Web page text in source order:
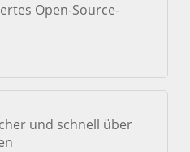
Open-Source-
und schnell über